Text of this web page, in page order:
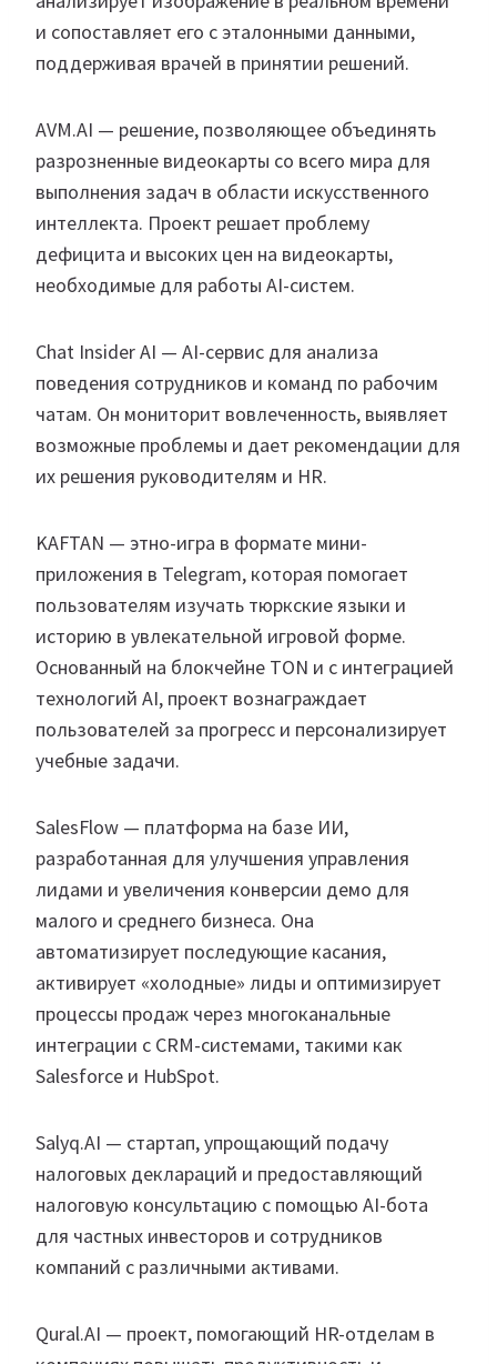
и сопоставляет его с эталонными данными,
поддерживая врачей в принятии решений.
AVM.AI — решение, позволяющее объединять
разрозненные видеокарты со всего мира для
выполнения задач в области искусственного
интеллекта. Проект решает проблему
дефицита и высоких цен на видеокарты,
необходимые для работы AI-систем.
Chat Insider AI — AI-сервис для анализа
поведения сотрудников и команд по рабочим
чатам. Он мониторит вовлеченность, выявляет
возможные проблемы и дает рекомендации для
их решения руководителям и HR.
KAFTAN — этно-игра в формате мини-
приложения в Telegram, которая помогает
пользователям изучать тюркские языки и
историю в увлекательной игровой форме.
Основанный на блокчейне TON и с интеграцией
технологий AI, проект вознаграждает
пользователей за прогресс и персонализирует
учебные задачи.
SalesFlow — платформа на базе ИИ,
разработанная для улучшения управления
лидами и увеличения конверсии демо для
малого и среднего бизнеса. Она
автоматизирует последующие касания,
активирует «холодные» лиды и оптимизирует
процессы продаж через многоканальные
интеграции с CRM-системами, такими как
Salesforce и HubSpot.
Salyq.AI — стартап, упрощающий подачу
налоговых деклараций и предоставляющий
налоговую консультацию с помощью AI-бота
для частных инвесторов и сотрудников
компаний с различными активами.
Qural.AI — проект, помогающий HR-отделам в